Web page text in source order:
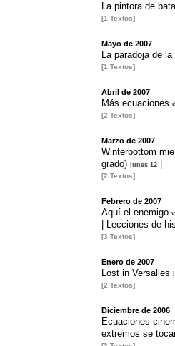
La pintora de
[1 Textos]
Mayo de 2007
La paradoja de la
[1 Textos]
Abril de 2007
Más ecuaciones
[2 Textos]
Marzo de 2007
Winterbottom
grado)
lunes 12
[2 Textos]
Febrero de 2007
Aquí el enemigo
Lecciones de
[3 Textos]
Enero de 2007
Lost in Versalles
[2 Textos]
Diciembre de 2006
Ecuaciones
extremos se